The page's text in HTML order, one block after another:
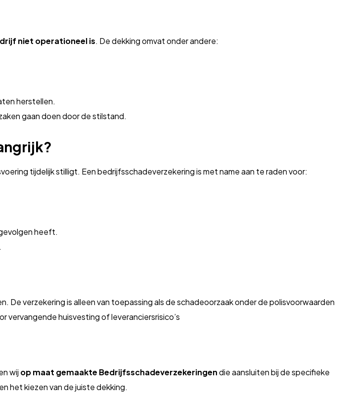
niet operationeel is. De dekking omvat onder andere:
herstellen.
gaan doen door de stilstand.
tijdelijk stilligt. Een bedrijfsschadeverzekering is met name aan te raden voor:
heeft.
De verzekering is alleen van toepassing als de schadeoorzaak onder de polisvoorwaarden
vervangende huisvesting of leveranciersrisico’s
wij op maat gemaakte Bedrijfsschadeverzekeringendie aansluiten bij de specifieke
en het kiezen van de juiste dekking.